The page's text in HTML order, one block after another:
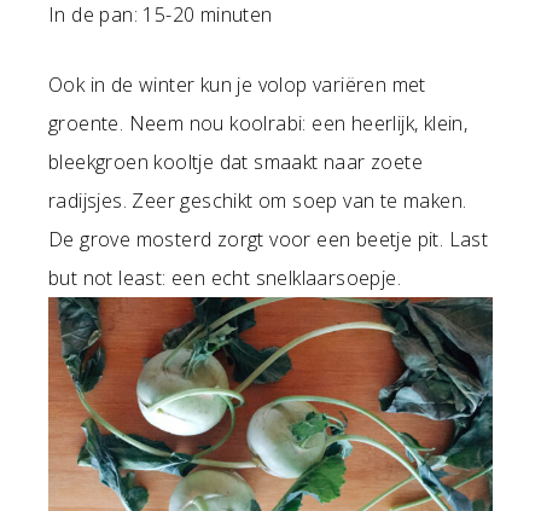
In de pan: 15-20 minuten
Ook in de winter kun je volop variëren met
groente. Neem nou koolrabi: een heerlijk, klein,
bleekgroen kooltje dat smaakt naar zoete
radijsjes. Zeer geschikt om soep van te maken.
De grove mosterd zorgt voor een beetje pit. Last
but not least: een echt snelklaarsoepje.